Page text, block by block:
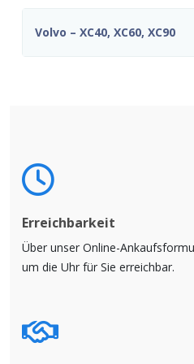
Volvo – XC40, XC60, XC90
Erreichbarkeit
Über unser Online-
um die Uhr für Sie erreichbar.